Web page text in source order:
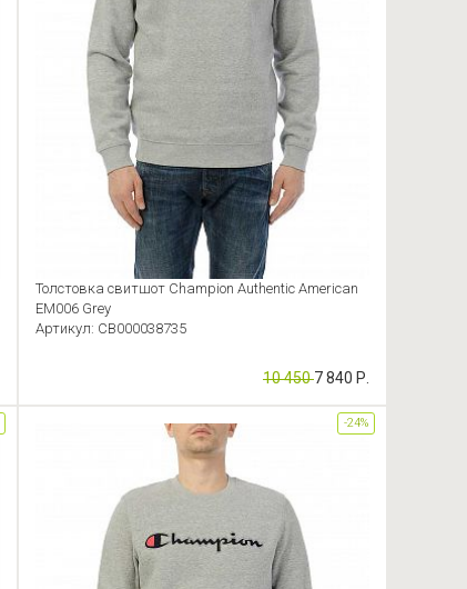
Толстовка свитшот Champion Authentic American
EM006 Grey
Артикул: CB000038735
10 4507 840 Р.
-24%